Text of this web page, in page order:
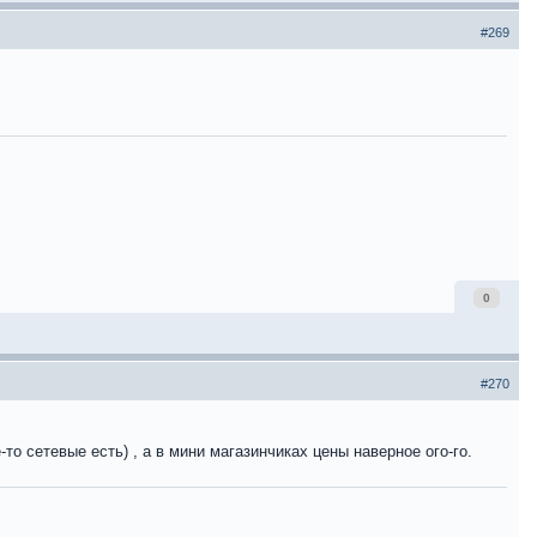
#269
0
#270
сетевые есть) , а в мини магазинчиках цены наверное ого-го.